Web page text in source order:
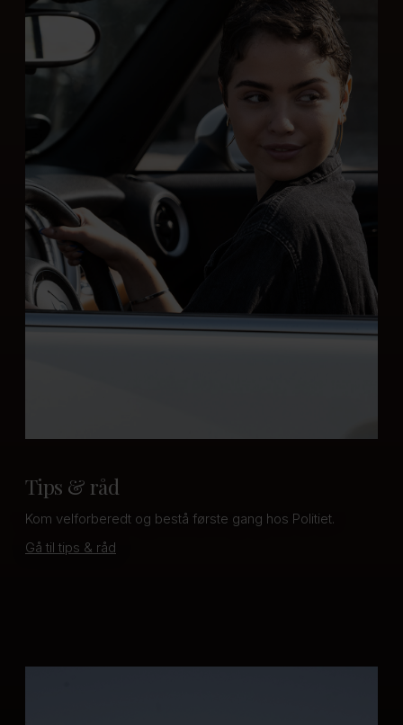
Tips & råd
Kom velforberedt og bestå første gang hos Politiet.
Gå til tips & råd